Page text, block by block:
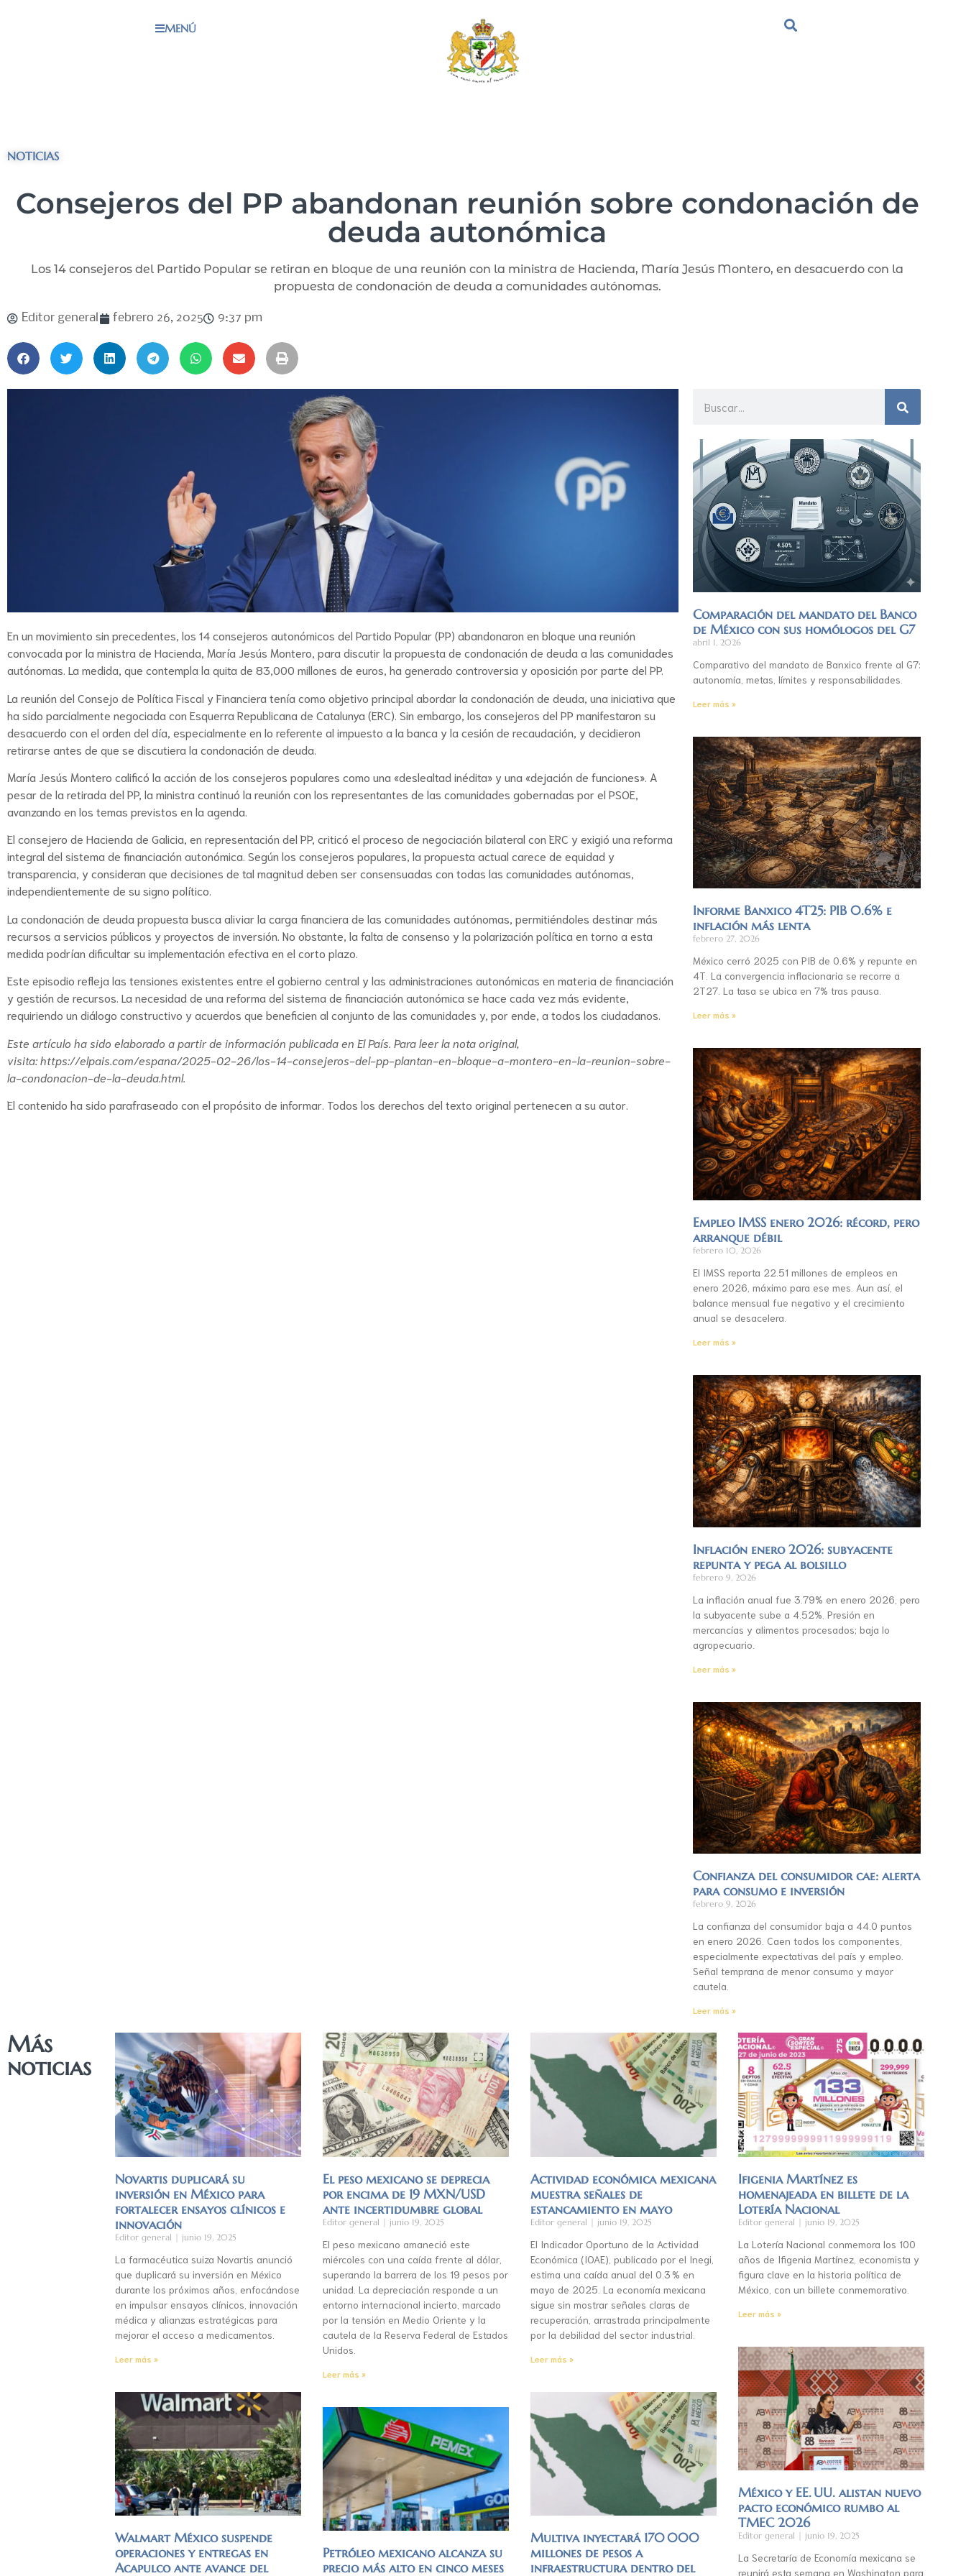
MENÚ
NOTICIAS
Consejeros del PP abandonan reunión sobre condonación de
deuda autonómica
Los 14 consejeros del Partido Popular se retiran en bloque de una reunión con la ministra de Hacienda, María Jesús Montero, en desacuerdo con la
propuesta de condonación de deuda a comunidades autónomas.
Editor general febrero 26, 2025 9:37 pm
En un movimiento sin precedentes, los 14 consejeros autonómicos del Partido Popular (PP) abandonaron en bloque una reunión
convocada por la ministra de Hacienda, María Jesús Montero, para discutir la propuesta de condonación de deuda a las comunidades
autónomas. La medida, que contempla la quita de 83,000 millones de euros, ha generado controversia y oposición por parte del PP.
La reunión del Consejo de Política Fiscal y Financiera tenía como objetivo principal abordar la condonación de deuda, una iniciativa que
ha sido parcialmente negociada con Esquerra Republicana de Catalunya (ERC). Sin embargo, los consejeros del PP manifestaron su
desacuerdo con el orden del día, especialmente en lo referente al impuesto a la banca y la cesión de recaudación, y decidieron
retirarse antes de que se discutiera la condonación de deuda.
María Jesús Montero calificó la acción de los consejeros populares como una «deslealtad inédita» y una «dejación de funciones». A
pesar de la retirada del PP, la ministra continuó la reunión con los representantes de las comunidades gobernadas por el PSOE,
avanzando en los temas previstos en la agenda.
El consejero de Hacienda de Galicia, en representación del PP, criticó el proceso de negociación bilateral con ERC y exigió una reforma
integral del sistema de financiación autonómica. Según los consejeros populares, la propuesta actual carece de equidad y
transparencia, y consideran que decisiones de tal magnitud deben ser consensuadas con todas las comunidades autónomas,
independientemente de su signo político.
La condonación de deuda propuesta busca aliviar la carga financiera de las comunidades autónomas, permitiéndoles destinar más
recursos a servicios públicos y proyectos de inversión. No obstante, la falta de consenso y la polarización política en torno a esta
medida podrían dificultar su implementación efectiva en el corto plazo.
Este episodio refleja las tensiones existentes entre el gobierno central y las administraciones autonómicas en materia de financiación
y gestión de recursos. La necesidad de una reforma del sistema de financiación autonómica se hace cada vez más evidente,
requiriendo un diálogo constructivo y acuerdos que beneficien al conjunto de las comunidades y, por ende, a todos los ciudadanos.
Este artículo ha sido elaborado a partir de información publicada en El País . Para leer la nota original,
visita:https://elpais.com/espana/2025-02-26/los-14-consejeros-del-pp-plantan-en-bloque-a-montero-en-la-reunion-sobre-
la-condonacion-de-la-deuda.html.
El contenido ha sido parafraseado con el propósito de informar. Todos los derechos del texto original pertenecen a su autor.
Comparación del mandato del Banco
de México con sus homólogos del G7
abril 1, 2026
Comparativo del mandato de Banxico frente al G7:
autonomía, metas, límites y responsabilidades.
Leer más »
Informe Banxico 4T25: PIB 0.6% e
inflación más lenta
febrero 27, 2026
México cerró 2025 con PIB de 0.6% y repunte en
4T. La convergencia inflacionaria se recorre a
2T27. La tasa se ubica en 7% tras pausa.
Leer más »
Empleo IMSS enero 2026: récord, pero
arranque débil
febrero 10, 2026
El IMSS reporta 22.51 millones de empleos en
enero 2026, máximo para ese mes. Aun así, el
balance mensual fue negativo y el crecimiento
anual se desacelera.
Leer más »
Inflación enero 2026: subyacente
repunta y pega al bolsillo
febrero 9, 2026
La inflación anual fue 3.79% en enero 2026, pero
la subyacente sube a 4.52%. Presión en
mercancías y alimentos procesados; baja lo
agropecuario.
Leer más »
Confianza del consumidor cae: alerta
para consumo e inversión
febrero 9, 2026
La confianza del consumidor baja a 44.0 puntos
en enero 2026. Caen todos los componentes,
especialmente expectativas del país y empleo.
Señal temprana de menor consumo y mayor
cautela.
Leer más »
Más
noticias
Novartis duplicará su
inversión en México para
fortalecer ensayos clínicos e
innovación
Editor general junio 19, 2025
La farmacéutica suiza Novartis anunció
que duplicará su inversión en México
durante los próximos años, enfocándose
en impulsar ensayos clínicos, innovación
médica y alianzas estratégicas para
mejorar el acceso a medicamentos.
Leer más »
El peso mexicano se deprecia
por encima de 19 MXN/USD
ante incertidumbre global
Editor general junio 19, 2025
El peso mexicano amaneció este
miércoles con una caída frente al dólar,
superando la barrera de los 19 pesos por
unidad. La depreciación responde a un
entorno internacional incierto, marcado
por la tensión en Medio Oriente y la
cautela de la Reserva Federal de Estados
Unidos.
Leer más »
Actividad económica mexicana
muestra señales de
estancamiento en mayo
Editor general junio 19, 2025
El Indicador Oportuno de la Actividad
Económica (IOAE), publicado por el Inegi,
estima una caída anual del 0.3 % en
mayo de 2025. La economía mexicana
sigue sin mostrar señales claras de
recuperación, arrastrada principalmente
por la debilidad del sector industrial.
Leer más »
Ifigenia Martínez es
homenajeada en billete de la
Lotería Nacional
Editor general junio 19, 2025
La Lotería Nacional conmemora los 100
años de Ifigenia Martínez, economista y
figura clave en la historia política de
México, con un billete conmemorativo.
Leer más »
Walmart México suspende
operaciones y entregas en
Acapulco ante avance del
Petróleo mexicano alcanza su
precio más alto en cinco meses
Multiva inyectará 170 000
millones de pesos a
infraestructura dentro del
México y EE. UU. alistan nuevo
pacto económico rumbo al
TMEC 2026
Editor general junio 19, 2025
La Secretaría de Economía mexicana se
reunirá esta semana en Washington para